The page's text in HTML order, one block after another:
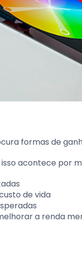
formas de
acontece por
de vida
a renda